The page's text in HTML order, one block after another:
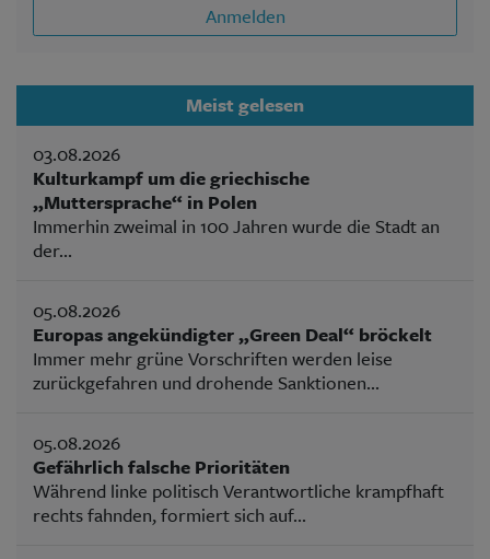
Anmelden
Meist gelesen
03.08.2026
Kulturkampf um die griechische
„Muttersprache“ in Polen
Immerhin zweimal in 100 Jahren wurde die Stadt an
der...
05.08.2026
Europas angekündigter „Green Deal“ bröckelt
Immer mehr grüne Vorschriften werden leise
zurückgefahren und drohende Sanktionen...
05.08.2026
Gefährlich falsche Prioritäten
Während linke politisch Verantwortliche krampfhaft
rechts fahnden, formiert sich auf...